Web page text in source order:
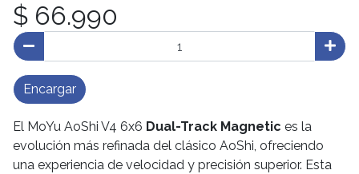
$ 66.990
Encargar
El MoYu AoShi V4 6x6 Dual-Track Magnetic es la
evolución más refinada del clásico AoShi, ofreciendo
una experiencia de velocidad y precisión superior. Esta